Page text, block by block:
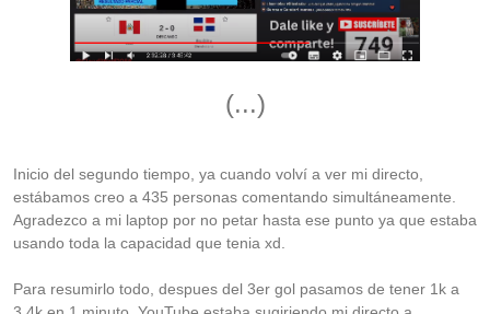
(...)
Inicio del segundo tiempo, ya cuando volví a ver mi directo,
estábamos creo a 435 personas comentando simultáneamente.
Agradezco a mi laptop por no petar hasta ese punto ya que estaba
usando toda la capacidad que tenia xd.
Para resumirlo todo, despues del 3er gol pasamos de tener 1k a